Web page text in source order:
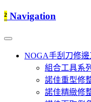
² Navigation
NOGA手刮刀修邊
組合工具系列
諾佳重型修
諾佳精緻修